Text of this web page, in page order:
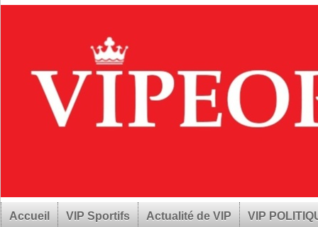
Accueil VIP Sportifs Actualité de VIP VIP